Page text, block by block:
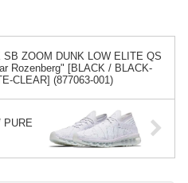
SB ZOOM DUNK LOW ELITE QS
Rozenberg" [BLACK / BLACK-
CLEAR] (877063-001)
PURE